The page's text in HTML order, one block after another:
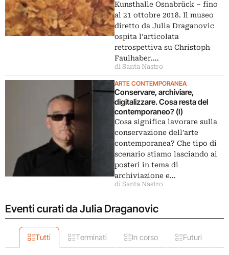
Kunsthalle Osnabrück ‒ fino
al 21 ottobre 2018. Il museo
diretto da Julia Draganovic
ospita l’articolata
retrospettiva su Christoph
Faulhaber.…
di Santa Nastro
ARTE CONTEMPORANEA
Conservare, archiviare,
digitalizzare. Cosa resta del
contemporaneo? (I)
Cosa significa lavorare sulla
conservazione dell'arte
contemporanea? Che tipo di
scenario stiamo lasciando ai
posteri in tema di
archiviazione e…
di Santa Nastro
Eventi curati da Julia Draganovic
Tutti Terminati In corso Futuri